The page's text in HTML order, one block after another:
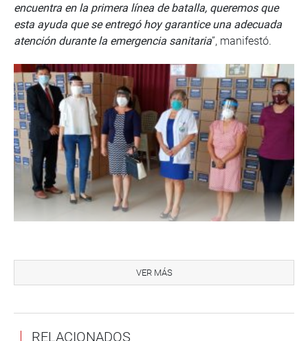
encuentra en la primera línea de batalla, queremos que
esta ayuda que se entregó hoy garantice una adecuada
atención durante la emergencia sanitaria”, manifestó.
Médico de Tumbes, sito en la Av. Panamericana Norte,
Urb. Andrés Araujo, a las decanas del Colegio Médico,
encarguen de hacer la debida distribución a las áreas
VER MÁS
RELACIONADOS